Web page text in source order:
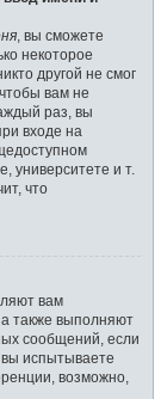
, вы сможете
некоторое
другой не смог
вам не
раз, вы
входе на
университете и т.
что
вам
также выполняют
сообщений, если
испытываете
возможно,